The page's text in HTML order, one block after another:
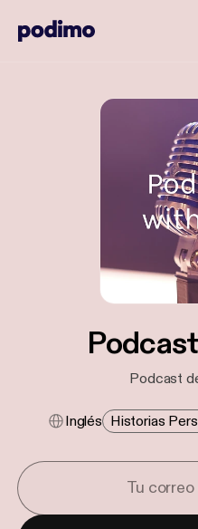
Podcast
Inglés Historias